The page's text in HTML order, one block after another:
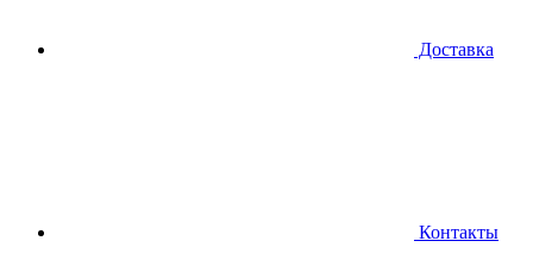
Доставка
Контакты